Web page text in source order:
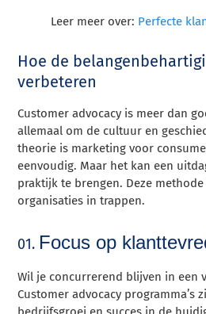
Leer meer over: Perfecte
Hoe de
verbeteren
Customer advocacy is meer dan
allemaal om de cultuur en
theorie is marketing voor
eenvoudig. Maar het kan een
praktijk te brengen. Deze
organisaties in trappen.
01. Focus op
Wil je concurrerend blijven in een
Customer advocacy programma’s